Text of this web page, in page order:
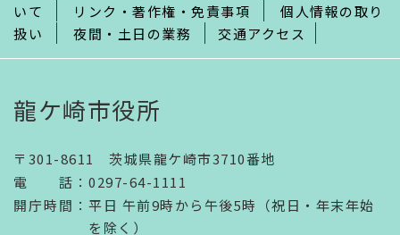
いて
リンク・著作権・免責事項
個人情報の取り
扱い
夜間・土日の業務 交通アクセス
龍ケ崎市役所
〒301-8611 茨城県龍ケ崎市3710番地
電話 ： 0297-64-1111
開庁時間 ： 平日 午前9時から午後5時（祝日・年末年始
を除く）